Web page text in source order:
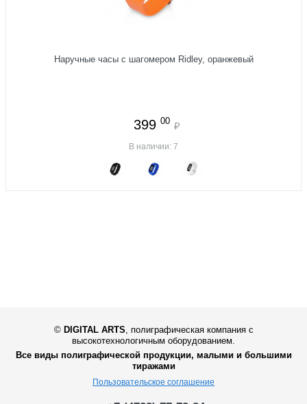
Наручные часы с шагомером Ridley, оранжевый
399 00 ₽
В наличии: 7
© DIGITAL ARTS
полиграфическая компания с
высокотехнологичным оборудованием.
Все виды полиграфической продукции, малыми и большими
тиражами
Пользовательское соглашение